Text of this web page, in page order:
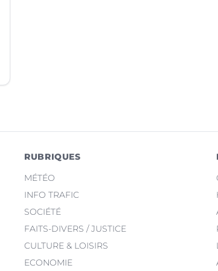
RUBRIQUES
MÉTÉO
INFO TRAFIC
SOCIÉTÉ
FAITS-DIVERS / JUSTICE
CULTURE & LOISIRS
ECONOMIE